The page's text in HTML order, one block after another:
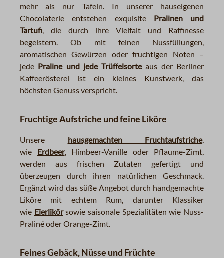
mehr als nur Tafeln.
In unserer hauseigenen
Chocolaterie entstehen exquisite Pralinen und
Tartufi, die durch ihre Vielfalt und Raffinesse
begeistern. Ob mit feinen Nussfüllungen,
aromatischen Gewürzen oder fruchtigen Noten –
jede Praline und jede Trüffelsorteaus der Berliner
Kaffeerösterei ist ein kleines Kunstwerk, das
höchsten Genuss verspricht.
Fruchtige Aufstriche und feine Liköre
Unsere hausgemachten Fruchtaufstriche,
wie Erdbeer, Himbeer-Vanille oder Pflaume-Zimt,
werden aus frischen Zutaten gefertigt und
überzeugen durch ihren natürlichen Geschmack.
Ergänzt wird das süße Angebot durch handgemachte
Liköre mit echtem Rum, darunter Klassiker
wie Eierlikörsowie saisonale Spezialitäten wie Nuss-
Praliné oder Orange-Zimt.
Feines Gebäck, Nüsse und Früchte